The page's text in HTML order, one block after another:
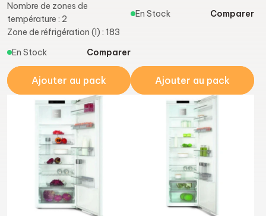
Nombre de zones de
température : 2
Zone de réfrigération (l) : 183
En Stock
Comparer
Ajouter au pack
En Stock
Comparer
Ajouter au pack